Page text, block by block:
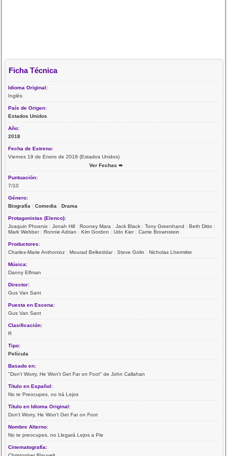
Ficha Técnica
Idioma Original:
Inglés
País de Origen:
Estados Unidos
Año:
2018
Fecha de Estreno:
Viernes 19 de Enero de 2018 (Estados Unidos)
Ver Fechas ➨
Puntuación:
7/10
Género:
Biografía |Comedia |Drama
Protagonistas (Elenco):
Joaquin Phoenix |Jonah Hill |Rooney Mara |Jack Black |Tony Greenhand |Beth Ditto |
Mark Webber|Ronnie Adrian |Kim Gordon |Udo Kier|Carrie Brownstein
Productores:
Charles-Marie Anthonioz |Mourad Belkeddar|Steve Golin |Nicholas Lhermitte
Música:
Danny Elfman
Director:
Gus Van Sant
Puesta en Escena:
Gus Van Sant
Clasificación:
R
Tipo:
Película
Basado en:
"Don't Worry, He Won't Get Far on Foot" de John Callahan
Título en Español:
No te Preocupes, no Irá Lejos
Título en Idioma Original:
Don't Worry, He Won't Get Far on Foot
Nombre Alterno:
No te preocupes, no Llegará Lejos a Pie
Cinematografía: